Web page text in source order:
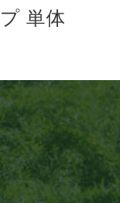
単体